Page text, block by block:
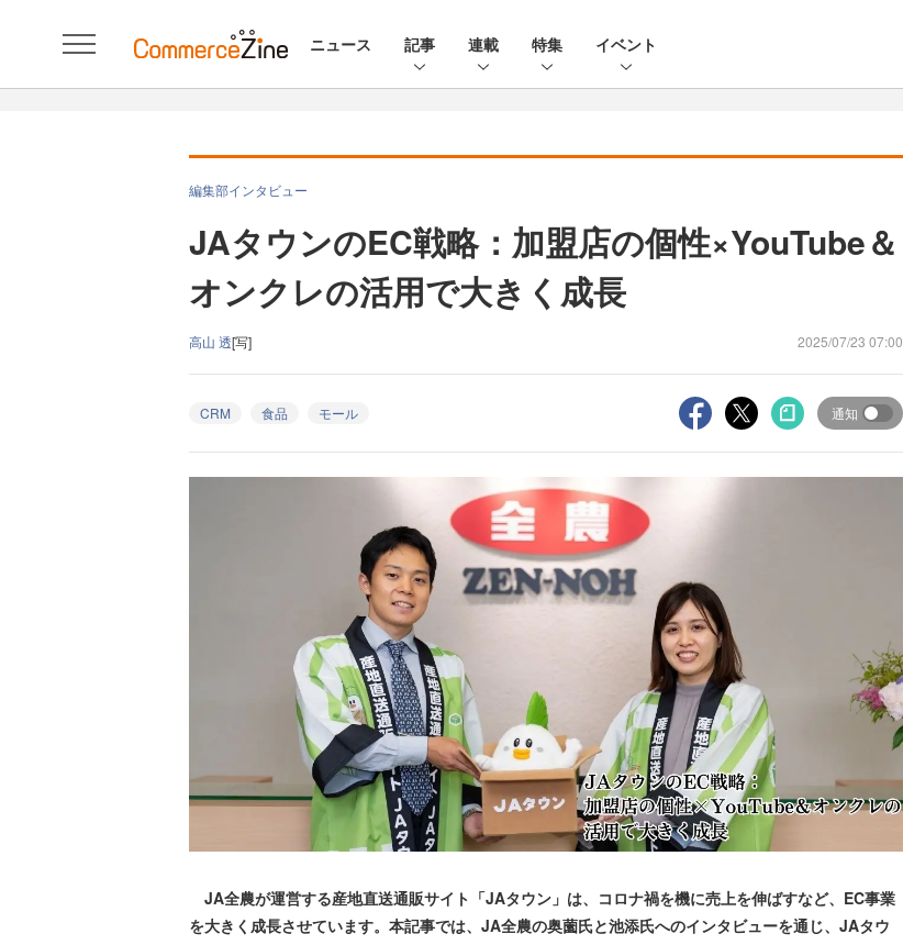
ニュース 記事 連載 特集 イベント
編集部インタビュー
JAタウンのEC戦略：加盟店の個性×YouTube＆
オンクレの活用で大きく成長
高山 透[写] 2025/07/23 07:00
CRM 食品 モール 通知
JA全農が運営する産地直送通販サイト「JAタウン」は、コロナ禍を機に売上を伸ばすなど、EC事業
を大きく成長させています。本記事では、JA全農の奥薗氏と池添氏へのインタビューを通じ、JAタウ